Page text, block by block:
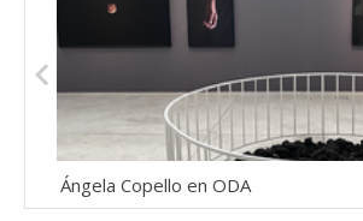
Ángela Copello en ODA